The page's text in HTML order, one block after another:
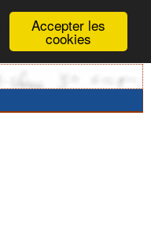
Accepter les
cookies